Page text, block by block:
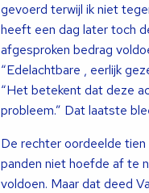
gevoerd terwijl ik niet
heeft een dag later toch
afgesproken bedrag
“Edelachtbare , eerlijk
“Het betekent dat deze
probleem.” Dat laatste
De rechter oordeelde tien
panden niet hoefde af te
voldoen. Maar dat deed